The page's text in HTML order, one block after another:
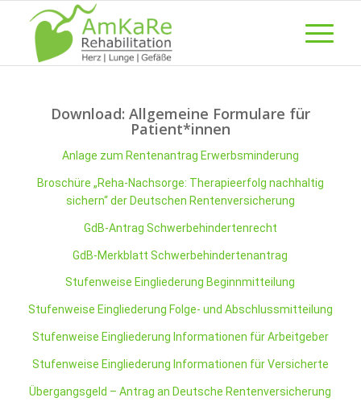
Download: Allgemeine Formulare für
Patient*innen
Anlage zum Rentenantrag Erwerbsminderung
Broschüre „Reha-Nachsorge: Therapieerfolg nachhaltig
sichern“ der Deutschen Rentenversicherung
GdB-Antrag Schwerbehindertenrecht
GdB-Merkblatt Schwerbehindertenantrag
Stufenweise Eingliederung Beginnmitteilung
Stufenweise Eingliederung Folge- und Abschlussmitteilung
Stufenweise Eingliederung Informationen für Arbeitgeber
Stufenweise Eingliederung Informationen für Versicherte
Übergangsgeld – Antrag an Deutsche Rentenversicherung